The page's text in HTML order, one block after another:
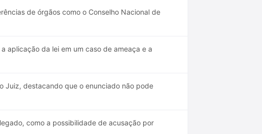
de órgãos como o Conselho Nacional de
aplicação da lei em um caso de ameaça e a
Juiz, destacando que o enunciado não pode
como a possibilidade de acusação por